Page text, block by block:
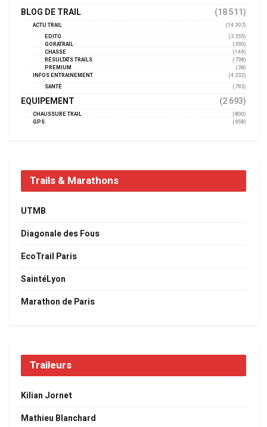
BLOG DE TRAIL (18 511)
ACTU TRAIL
(14 307)
EDITO
(3 355)
GORATRAIL
(390)
CHASSE
(149)
RÉSULTATS TRAILS
(738)
PREMIUM
(38)
INFOS ENTRAINEMENT
(4 232)
SANTÉ
(793)
EQUIPEMENT (2 693)
CHAUSSURE TRAIL
(800)
GPS
(958)
Trails & Marathons
UTMB
Diagonale des Fous
EcoTrail Paris
SaintéLyon
Marathon de Paris
Traileurs
Kilian Jornet
Mathieu Blanchard